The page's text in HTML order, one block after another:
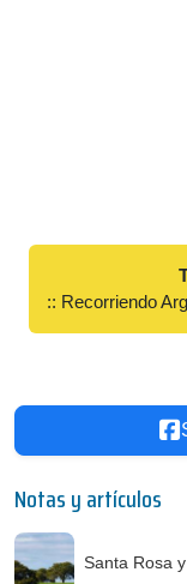
:: Recorriendo
Notas y artículos
Santa Rosa